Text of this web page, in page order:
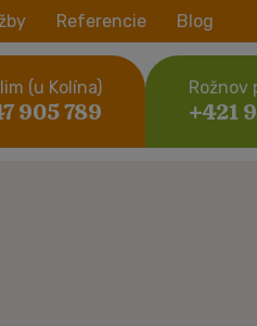
Referencie Blog
(u Kolína)
905 789
Rožnov
+421